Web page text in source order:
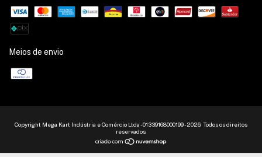
Meios de envio
Copyright Mega Kart Indústria e Comércio Ltda - 01339168000199 - 2026. Todos os direitos
reservados.